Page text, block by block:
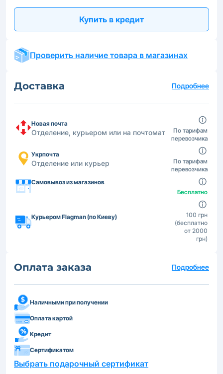
Купить в кредит
Проверить наличие товара в магазинах
Доставка Подробнее
Новая почта
Отделение, курьером или на почтомат
По тарифам
перевозчика
Укрпочта
Отделение или курьер
По тарифам
перевозчика
Самовывоз из магазинов
Бесплатно
Курьером Flagman (по Киеву)
100 грн
(бесплатно
от 2000
грн)
Оплата заказа Подробнее
Наличными при получении
Оплата картой
Кредит
Сертификатом
Выбрать подарочный сертификат